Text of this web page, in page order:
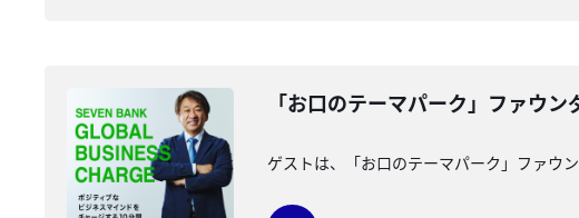
「お口のテーマパーク」ファウ
ゲストは、「お口のテーマパーク」ファウ